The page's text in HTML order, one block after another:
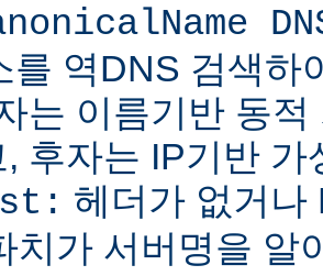
를 역DNS 검색하
는 이름기반 동
, 후자는 IP기반
헤더가 없거나
치가 서버명을 알